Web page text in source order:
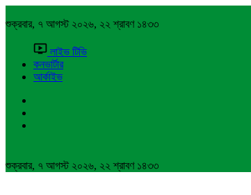
শুক্রবার, ৭ আগস্ট ২০২৬, ২২ শ্রাবণ ১৪৩৩
লাইভ টিভি
কনভার্টার
আর্কাইভ
শুক্রবার, ৭ আগস্ট ২০২৬, ২২ শ্রাবণ ১৪৩৩